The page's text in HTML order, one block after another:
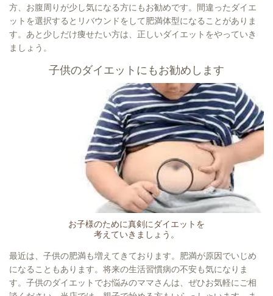
方、お腹周りが少し気になる方にもお勧めです。間違ったダイエ
ットを選択するとリバウンドをして肥満体型になることがありま
す。あと少しだけ痩せたい方は、正しいダイエットをやっていき
ましょう。
子供のダイエットにもお勧めします
お子様のために真剣にダイエットを
考えていきましょう。
最近は、子供の肥満も増えてきております。肥満が原因でいじめ
になることもあります。将来の生活習慣病の不安も気になりま
す。子供のダイエットでお悩みのママさんは、ぜひお気軽にご相